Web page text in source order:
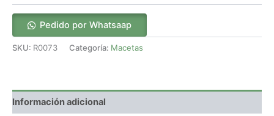
Pedido por Whatsaap
SKU: R0073 Categoría: Macetas
Información adicional